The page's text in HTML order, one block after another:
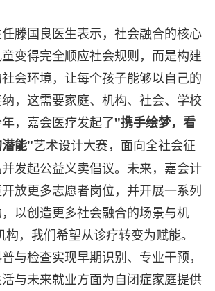
滕国良医生表示，社会融合的核心
变得完全顺应社会规则，而是构建
会环境，让每个孩子能够以自己的
，这需要家庭、机构、社会、学校
，嘉会医疗发起了"携手绘梦，看
能"艺术设计大赛，面向全社会征
发起公益义卖倡议。未来，嘉会计
放更多志愿者岗位，并开展一系列
以创造更多社会融合的场景与机
，我们希望从诊疗转变为赋能。
与检查实现早期识别、专业干预，
与未来就业方面为自闭症家庭提供